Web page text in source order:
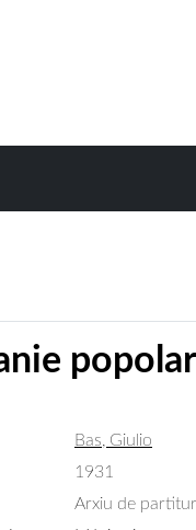
Bas, Giulio
1931
Arxiu de